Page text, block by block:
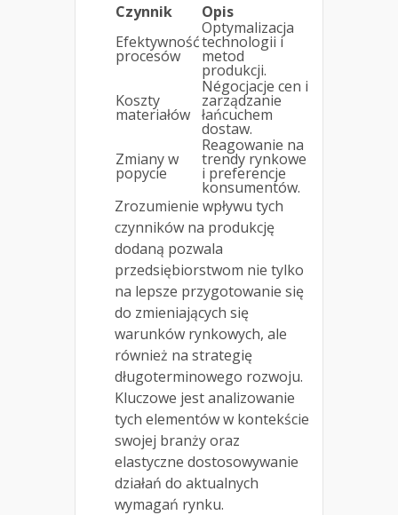
Czynnik
Opis
Efektywność
procesów
Optymalizacja
technologii i
metod
produkcji.
Koszty
materiałów
Négocjacje cen i
zarządzanie
łańcuchem
dostaw.
Zmiany w
popycie
Reagowanie na
trendy rynkowe
i preferencje
konsumentów.
Zrozumienie wpływu tych
czynników na produkcję
dodaną pozwala
przedsiębiorstwom nie tylko
na lepsze przygotowanie się
do zmieniających się
warunków rynkowych, ale
również na strategię
długoterminowego rozwoju.
Kluczowe jest analizowanie
tych elementów w kontekście
swojej branży oraz
elastyczne dostosowywanie
działań do aktualnych
wymagań rynku.